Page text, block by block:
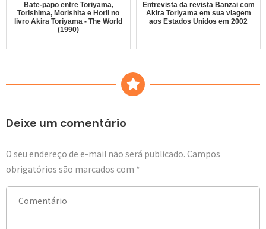
Bate-papo entre Toriyama,
Torishima, Morishita e Horii no
livro Akira Toriyama - The World
(1990)
Entrevista da revista Banzai com
Akira Toriyama em sua viagem
aos Estados Unidos em 2002
Deixe um comentário
O seu endereço de e-mail não será publicado. Campos
obrigatórios são marcados com *